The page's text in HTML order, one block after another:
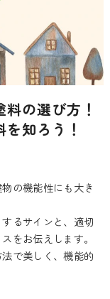
の選び方！
知ろう！
の機能性にも大き
るサインと、適切
をお伝えします。
で美しく、機能的